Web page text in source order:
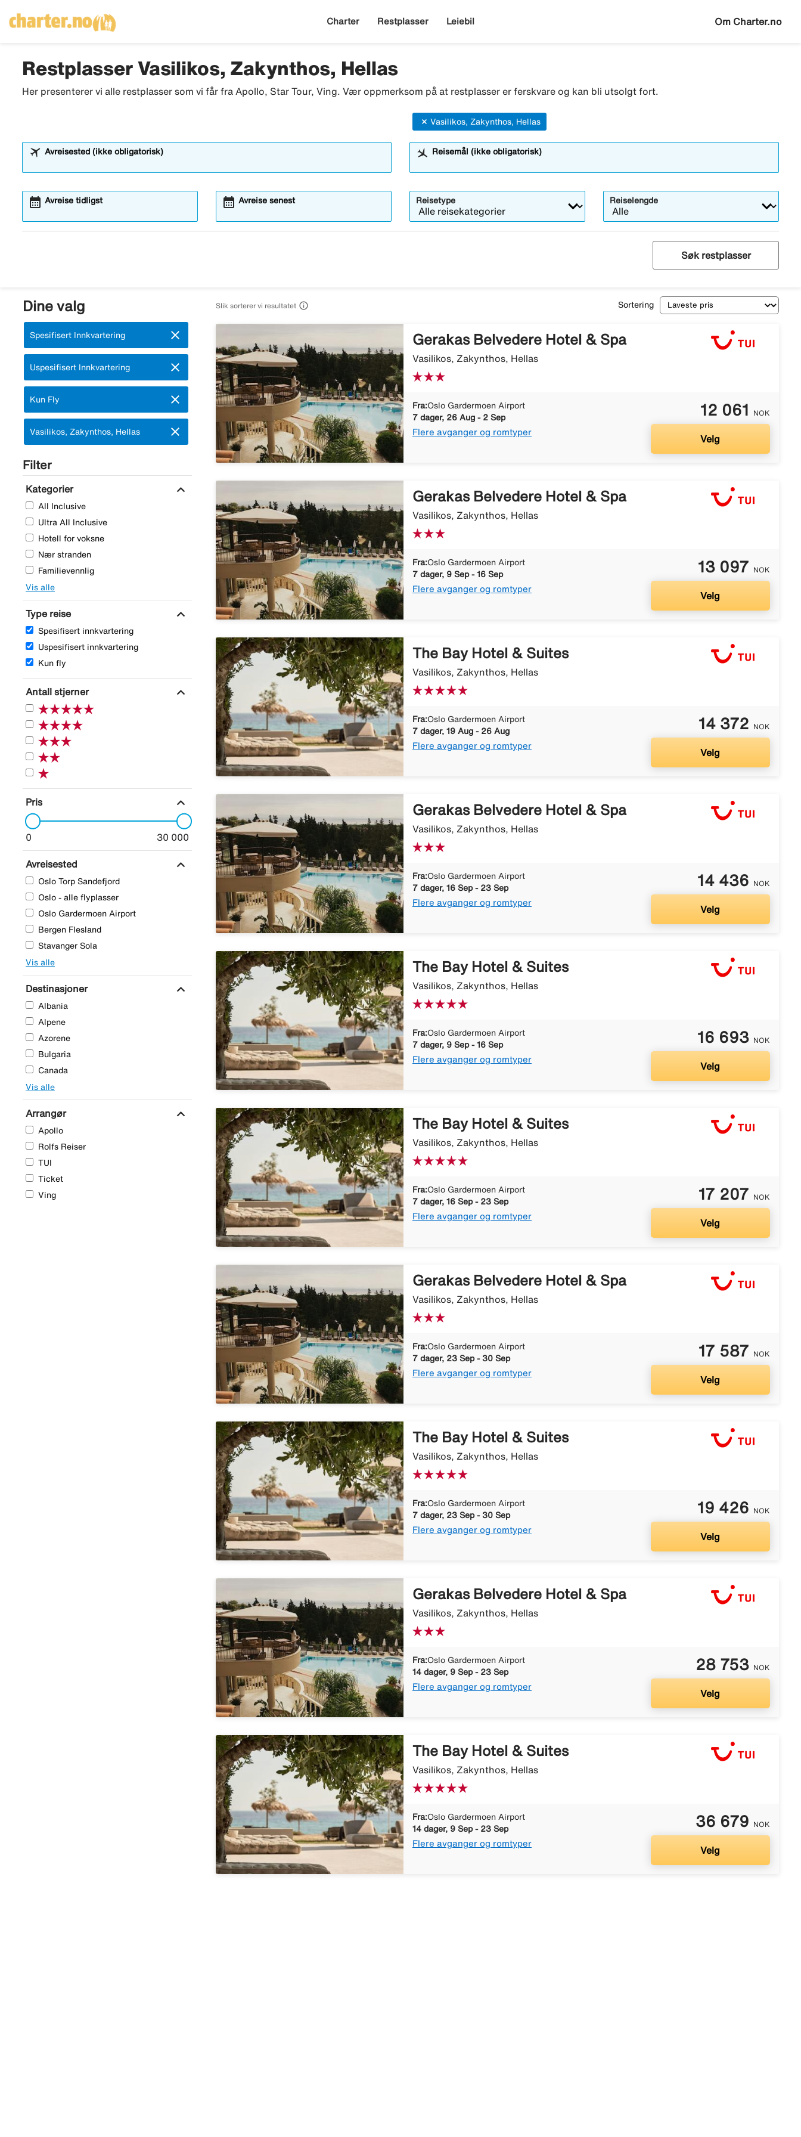
Charter Restplasser Leiebil Om Charter.no
Restplasser Vasilikos, Zakynthos, Hellas
Her presenterer vi alle restplasser som vi får fra Apollo, Star Tour, Ving. Vær oppmerksom på at restplasser er ferskvare og kan bli utsolgt fort.
Avreisested (ikke obligatorisk) Reisemål (ikke obligatorisk)
Vasilikos, Zakynthos, Hellas
Avreise tidligst
calendar_month Avreise senest
calendar_month Reisetype Reiselengde
Søk restplasser
Dine valg
Fjern:
Spesifisert Innkvartering close
Fjern:
Uspesifisert Innkvartering close
Fjern:
Kun Fly close
Fjern:
Vasilikos, Zakynthos, Hellas close
Filter
Kategorier expand_more
All Inclusive
Ultra All Inclusive
Hotell for voksne
Nær stranden
Familievennlig
Vis alle
Type reise expand_more
Spesifisert innkvartering
Uspesifisert innkvartering
Kun fly
Antall stjerner expand_more
Pris expand_more
0 30 000
Avreisested expand_more
Oslo Torp Sandefjord
Oslo - alle flyplasser
Oslo Gardermoen Airport
Bergen Flesland
Stavanger Sola
Vis alle
Destinasjoner expand_more
Albania
Alpene
Azorene
Bulgaria
Canada
Vis alle
Arrangør expand_more
Apollo
Rolfs Reiser
TUI
Ticket
Ving
Slik sorterer vi resultatet  Sortering
Gerakas Belvedere Hotel & Spa
Vasilikos, Zakynthos, Hellas
Fra:Oslo Gardermoen Airport
7 dager, 26 Aug - 2 Sep
Flere avganger og romtyper
12 061 NOK
Velg
Gerakas Belvedere Hotel & Spa
Vasilikos, Zakynthos, Hellas
Fra:Oslo Gardermoen Airport
7 dager, 9 Sep - 16 Sep
Flere avganger og romtyper
13 097 NOK
Velg
The Bay Hotel & Suites
Vasilikos, Zakynthos, Hellas
Fra:Oslo Gardermoen Airport
7 dager, 19 Aug - 26 Aug
Flere avganger og romtyper
14 372 NOK
Velg
Gerakas Belvedere Hotel & Spa
Vasilikos, Zakynthos, Hellas
Fra:Oslo Gardermoen Airport
7 dager, 16 Sep - 23 Sep
Flere avganger og romtyper
14 436 NOK
Velg
The Bay Hotel & Suites
Vasilikos, Zakynthos, Hellas
Fra:Oslo Gardermoen Airport
7 dager, 9 Sep - 16 Sep
Flere avganger og romtyper
16 693 NOK
Velg
The Bay Hotel & Suites
Vasilikos, Zakynthos, Hellas
Fra:Oslo Gardermoen Airport
7 dager, 16 Sep - 23 Sep
Flere avganger og romtyper
17 207 NOK
Velg
Gerakas Belvedere Hotel & Spa
Vasilikos, Zakynthos, Hellas
Fra:Oslo Gardermoen Airport
7 dager, 23 Sep - 30 Sep
Flere avganger og romtyper
17 587 NOK
Velg
The Bay Hotel & Suites
Vasilikos, Zakynthos, Hellas
Fra:Oslo Gardermoen Airport
7 dager, 23 Sep - 30 Sep
Flere avganger og romtyper
19 426 NOK
Velg
Gerakas Belvedere Hotel & Spa
Vasilikos, Zakynthos, Hellas
Fra:Oslo Gardermoen Airport
14 dager, 9 Sep - 23 Sep
Flere avganger og romtyper
28 753 NOK
Velg
The Bay Hotel & Suites
Vasilikos, Zakynthos, Hellas
Fra:Oslo Gardermoen Airport
14 dager, 9 Sep - 23 Sep
Flere avganger og romtyper
36 679 NOK
Velg